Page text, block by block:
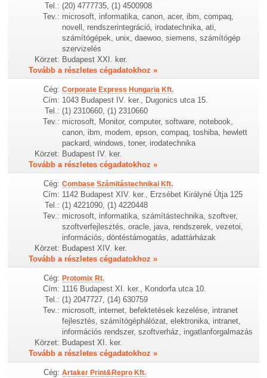
Tel.: (20) 4777735, (1) 4500908
Tev.: microsoft, informatika, canon, acer, ibm, compaq,
novell, rendszerintegráció, irodatechnika, ati,
számítógépek, unix, daewoo, siemens, számítógép
szervizelés
Körzet: Budapest XXI. ker.
Tovább a részletes cégadatokhoz »
Cég: Corporate Express Hungaria Kft.
Cím: 1043 Budapest IV. ker., Dugonics utca 15.
Tel.: (1) 2310660, (1) 2310660
Tev.: microsoft, Monitor, computer, software, notebook,
canon, ibm, modem, epson, compaq, toshiba, hewlett
packard, windows, toner, irodatechnika
Körzet: Budapest IV. ker.
Tovább a részletes cégadatokhoz »
Cég: Combase Számitástechnikai Kft.
Cím: 1142 Budapest XIV. ker., Erzsébet Királyné Útja 125
Tel.: (1) 4221090, (1) 4220448
Tev.: microsoft, informatika, számítástechnika, szoftver,
szoftverfejlesztés, oracle, java, rendszerek, vezetoi,
információs, döntéstámogatás, adattárházak
Körzet: Budapest XIV. ker.
Tovább a részletes cégadatokhoz »
Cég: Protomix Rt.
Cím: 1116 Budapest XI. ker., Kondorfa utca 10.
Tel.: (1) 2047727, (14) 630759
Tev.: microsoft, internet, befektetések kezelése, intranet
fejlesztés, számítógéphálózat, elektronika, intranet,
információs rendszer, szoftverház, ingatlanforgalmazás
Körzet: Budapest XI. ker.
Tovább a részletes cégadatokhoz »
Cég: Artaker Print&Repro Kft.